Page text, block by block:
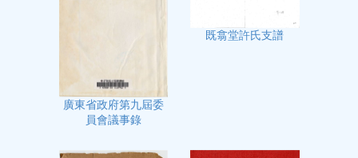
廣東省政府第九屆委
員會議事錄
既翕堂許氏支譜